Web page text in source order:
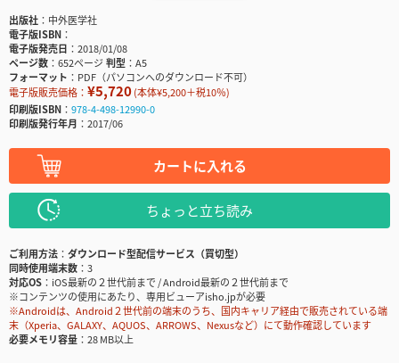
出版社
中外医学社
電子版ISBN
電子版発売日
2018/01/08
ページ数
652ページ判型
A5
フォーマット
PDF（パソコンへのダウンロード不可）
電子版販売価格： ¥5,720(本体¥5,200＋税10％)
印刷版ISBN
978-4-498-12990-0
印刷版発行年月
2017/06
カートに入れる
ちょっと立ち読み
ご利用方法
ダウンロード型配信サービス（買切型）
同時使用端末数
3
対応OS
iOS最新の２世代前まで / Android最新の２世代前まで
※コンテンツの使用にあたり、専用ビューアisho.jpが必要
※Androidは、Android２世代前の端末のうち、国内キャリア経由で販売されている端
末（Xperia、GALAXY、AQUOS、ARROWS、Nexusなど）にて動作確認しています
必要メモリ容量
28 MB以上